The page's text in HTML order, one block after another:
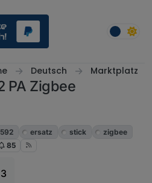
Deutsch Marktplatz
PA Zigbee
ersatz stick
zigbee
85